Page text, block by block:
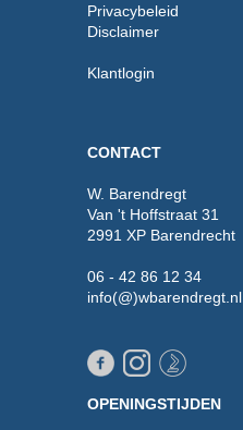
Privacybeleid
Disclaimer
Klantlogin
CONTACT
W. Barendregt
Van 't Hoffstraat 31
2991 XP Barendrecht
06 - 42 86 12 34
info(@)wbarendregt.nl
OPENINGSTIJDEN